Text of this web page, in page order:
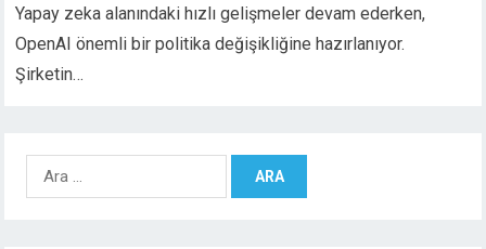
Yapay zeka alanındaki hızlı gelişmeler devam ederken,
OpenAI önemli bir politika değişikliğine hazırlanıyor.
Şirketin…
Arama: